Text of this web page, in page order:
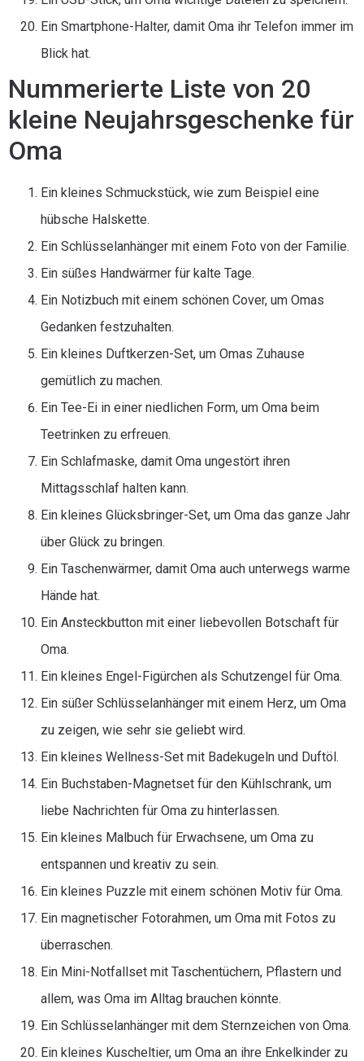
Ein Smartphone-Halter, damit Oma ihr Telefon immer im
Blick hat.
Nummerierte Liste von 20
kleine Neujahrsgeschenke für
Oma
Ein kleines Schmuckstück, wie zum Beispiel eine
hübsche Halskette.
Ein Schlüsselanhänger mit einem Foto von der Familie.
Ein süßes Handwärmer für kalte Tage.
Ein Notizbuch mit einem schönen Cover, um Omas
Gedanken festzuhalten.
Ein kleines Duftkerzen-Set, um Omas Zuhause
gemütlich zu machen.
Ein Tee-Ei in einer niedlichen Form, um Oma beim
Teetrinken zu erfreuen.
Ein Schlafmaske, damit Oma ungestört ihren
Mittagsschlaf halten kann.
Ein kleines Glücksbringer-Set, um Oma das ganze Jahr
über Glück zu bringen.
Ein Taschenwärmer, damit Oma auch unterwegs warme
Hände hat.
Ein Ansteckbutton mit einer liebevollen Botschaft für
Oma.
Ein kleines Engel-Figürchen als Schutzengel für Oma.
Ein süßer Schlüsselanhänger mit einem Herz, um Oma
zu zeigen, wie sehr sie geliebt wird.
Ein kleines Wellness-Set mit Badekugeln und Duftöl.
Ein Buchstaben-Magnetset für den Kühlschrank, um
liebe Nachrichten für Oma zu hinterlassen.
Ein kleines Malbuch für Erwachsene, um Oma zu
entspannen und kreativ zu sein.
Ein kleines Puzzle mit einem schönen Motiv für Oma.
Ein magnetischer Fotorahmen, um Oma mit Fotos zu
überraschen.
Ein Mini-Notfallset mit Taschentüchern, Pflastern und
allem, was Oma im Alltag brauchen könnte.
Ein Schlüsselanhänger mit dem Sternzeichen von Oma.
Ein kleines Kuscheltier, um Oma an ihre Enkelkinder zu